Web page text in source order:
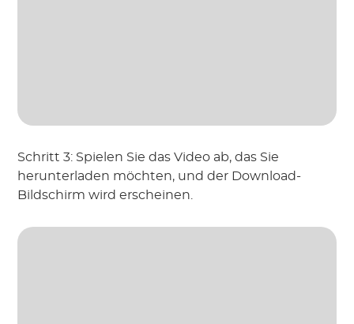
Schritt 3: Spielen Sie das Video ab, das Sie
herunterladen möchten, und der Download-
Bildschirm wird erscheinen.